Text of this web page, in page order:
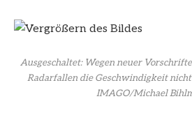
Ausgeschaltet: Wegen neuer
Radarfallen die Geschwindigkeit nicht
IMAGO/Michael